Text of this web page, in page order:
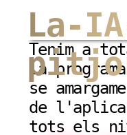
La-
Tenim a
la
se
de
tots els